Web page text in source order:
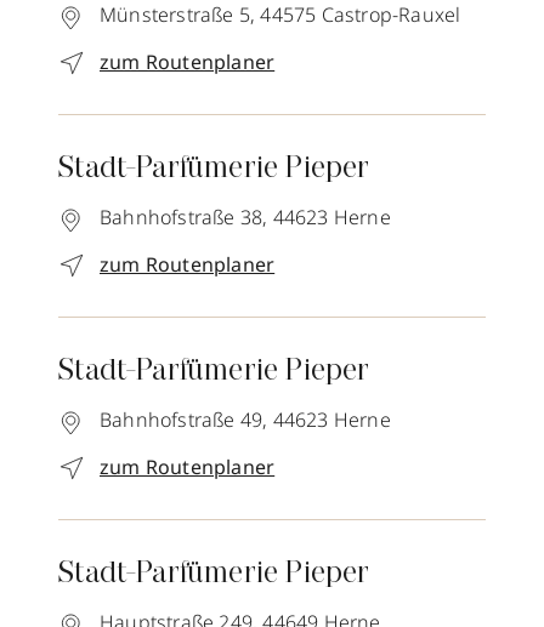
Münsterstraße 5, 44575 Castrop-Rauxel
zum Routenplaner
Stadt-Parfümerie Pieper
Bahnhofstraße 38, 44623 Herne
zum Routenplaner
Stadt-Parfümerie Pieper
Bahnhofstraße 49, 44623 Herne
zum Routenplaner
Stadt-Parfümerie Pieper